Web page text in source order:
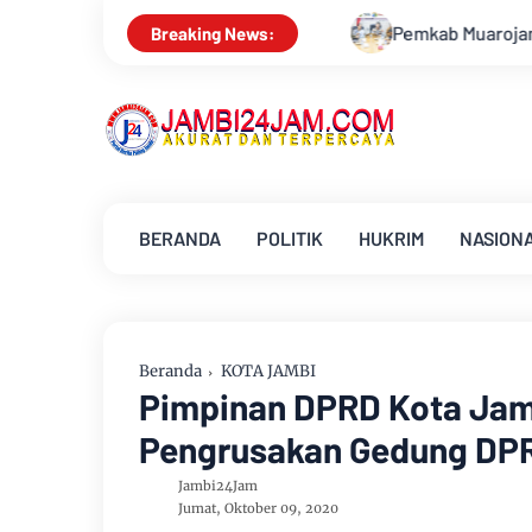
Breaking News:
Pemkab Muarojambi Mediasi Konflik PT Sinar
BERANDA POLITIK HUKRIM
Beranda KOTA JAMBI
Pimpinan DPRD Kota
Pengrusakan Gedung
Jambi24Jam
Jumat, Oktober 09, 2020